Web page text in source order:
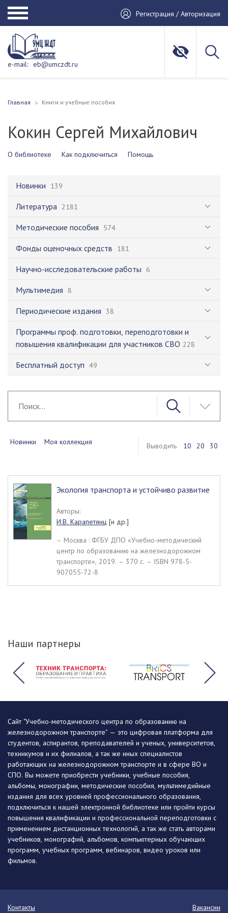
Регистрация / Авторизация
e-mail: eb@umczdt.ru
Главная Книги и учебные пособия
Кокин Сергей Михайлович
О библиотеке Как подключиться Помощь
Новинки 139
Литература 2181
Методические пособия 574
Фонды оценочных средств 181
Научно-исследовательские работы 6
Мультимедия 8
Периодические издания 38
Программы проф. подготовки, переподготовки и
повышения квалификации для участников СВО 228
Бесплатный доступ 49
Новинки Моя коллекция Выводить 10 20 30
Экология транспорта и устойчиво развитие
Авторы:
И.В. Карапетянц [и др.]
– Москва : ФГБУ ДПО «Учебно-методический
центр по образованию на железнодорожном
транспорте», 2019. – 370 c. – ISBN 978-5-
907055-72-8
Наши партнеры
Сайт "Учебно-методического центра по образованию на
железнодорожном транспорте" — это цифровая платформа для
студентов, аспирантов, преподавателей и ученых, университетов,
техникумов и их филиалов, а так же иных специалистов
работающих на железнодорожном транспорте и в сфере ВО и
СПО. Вы можете приобрести учебники, учебные пособия,
альбомы, монографии, методические пособия, мультимедийные
издания для всех уровней профессионального образования,
подключиться к нашей электронной библиотеке или пройти курсы
повышения квалификации и профессиональной переподготовки с
применением дистанционных технологий, а так же стать авторами
учебников, монографий, альбомов, компьютерных обучающих
программ, учебных программ, вебинаров, видео уроков или
фильмов.
Контакты Вакансии